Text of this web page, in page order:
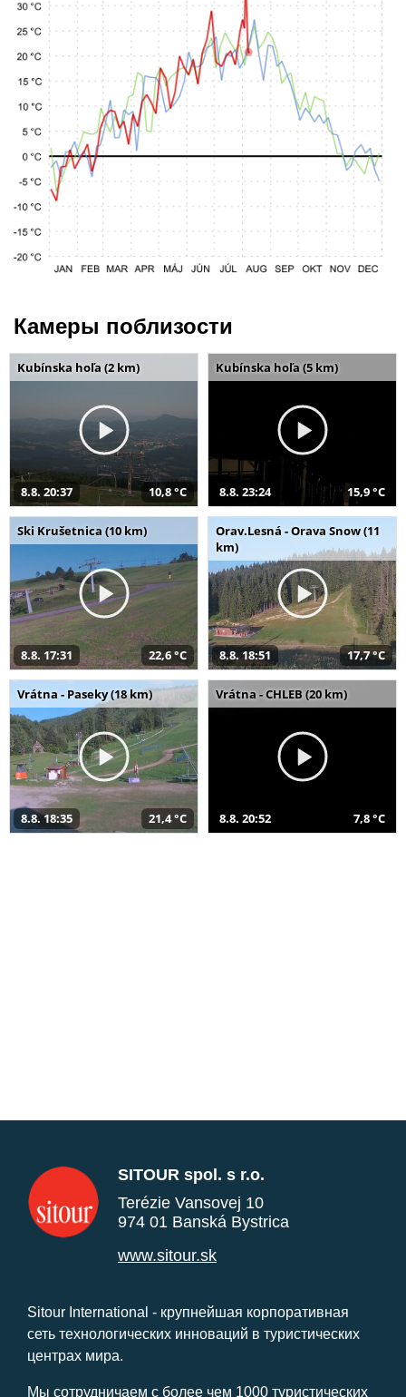
Камеры поблизости
Kubínska hoľa (2 km)
8.8. 20:37 10,8 °C
Kubínska hoľa (5 km)
8.8. 23:24 15,9 °C
Ski Krušetnica (10 km)
8.8. 17:31 22,6 °C
Orav.Lesná - Orava Snow (11
km)
8.8. 18:51 17,7 °C
Vrátna - Paseky (18 km)
8.8. 18:35 21,4 °C
Vrátna - CHLEB (20 km)
8.8. 20:52 7,8 °C
SITOUR spol. s r.o.
Terézie Vansovej 10
974 01 Banská Bystrica
www.sitour.sk
Sitour International - крупнейшая корпоративная
сеть технологических инноваций в туристических
центрах мира.
Мы сотрудничаем с более чем 1000 туристических